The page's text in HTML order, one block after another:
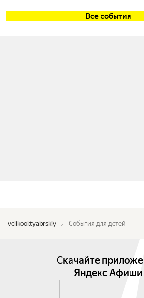
Все события
velikooktyabrskiy События для детей
Скачайте
Яндекс Афиши